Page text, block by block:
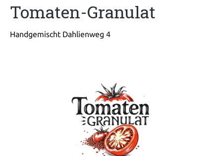
Tomaten-Granulat
Handgemischt Dahlienweg 4